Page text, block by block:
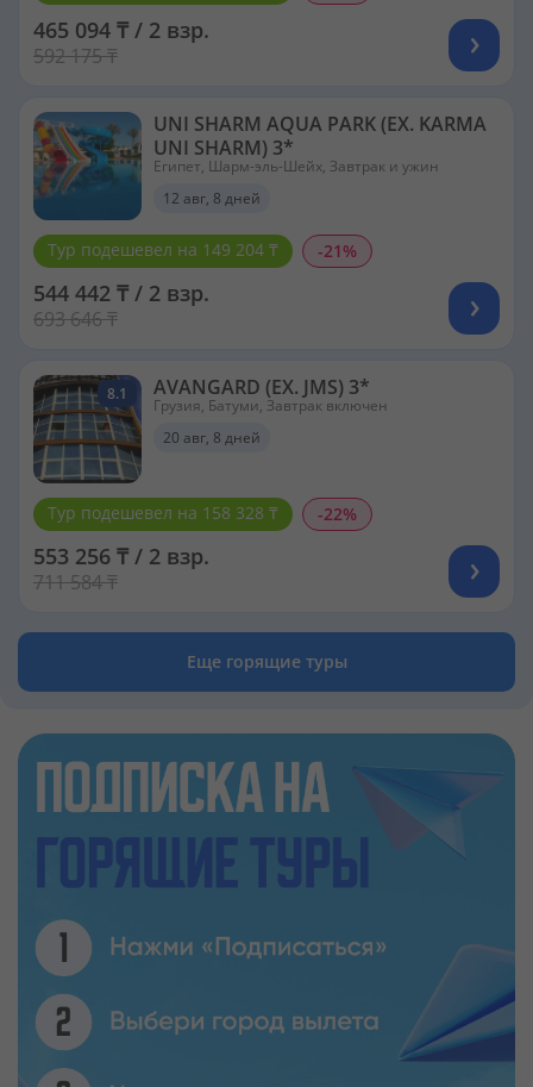
465 094 ₸ / 2 взр.
592 175 ₸
UNI SHARM AQUA PARK (EX. KARMA
UNI SHARM) 3*
Египет, Шарм-эль-Шейх, Завтрак и ужин
12 авг, 8 дней
Тур подешевел на 149 204 ₸ -21%
544 442 ₸ / 2 взр.
693 646 ₸
8.1 AVANGARD (EX. JMS) 3*
Грузия, Батуми, Завтрак включен
20 авг, 8 дней
Тур подешевел на 158 328 ₸ -22%
553 256 ₸ / 2 взр.
711 584 ₸
Еще горящие туры